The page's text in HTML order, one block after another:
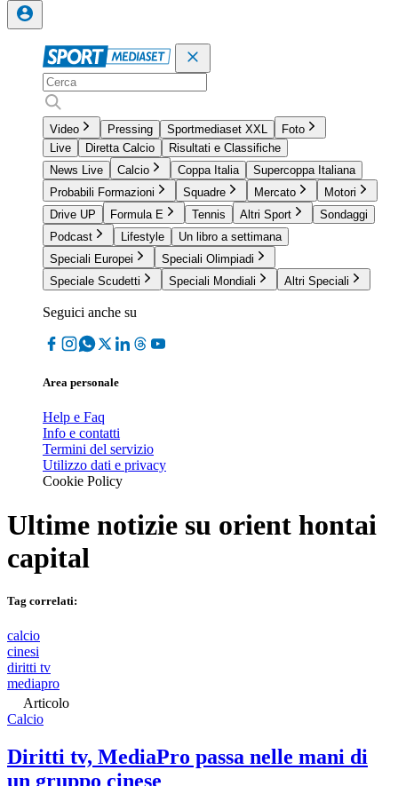
Video Pressing Sportmediaset XXL
Foto
Live
Diretta Calcio
Risultati e Classifiche
News Live
Calcio Coppa Italia
Supercoppa Italiana
Probabili Formazioni
Squadre Mercato
Motori
Drive UP
Formula E Tennis Altri Sport
Sondaggi
Podcast
Lifestyle
Un libro a settimana
Speciali Europei
Speciali Olimpiadi
Speciale Scudetti
Speciali Mondiali Altri Speciali
Seguici anche su
Area personale
Help e Faq
Info e contatti
Termini del servizio
Utilizzo dati e privacy
Cookie Policy
Ultime notizie su orient hontai
capital
Tag correlati:
calcio
cinesi
diritti tv
mediapro
Articolo
Calcio
Diritti tv, MediaPro passa nelle mani di
un gruppo cinese